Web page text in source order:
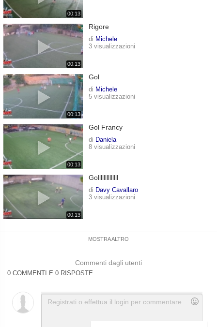
00:13
00:13
Rigore
di Michele
3 visualizzazioni
00:13
Gol
di Michele
5 visualizzazioni
00:13
Gol Francy
di Daniela
8 visualizzazioni
00:13
Gollllllllllllll
di Davy Cavallaro
3 visualizzazioni
MOSTRA ALTRO
Commenti dagli utenti
0 COMMENTI E 0 RISPOSTE